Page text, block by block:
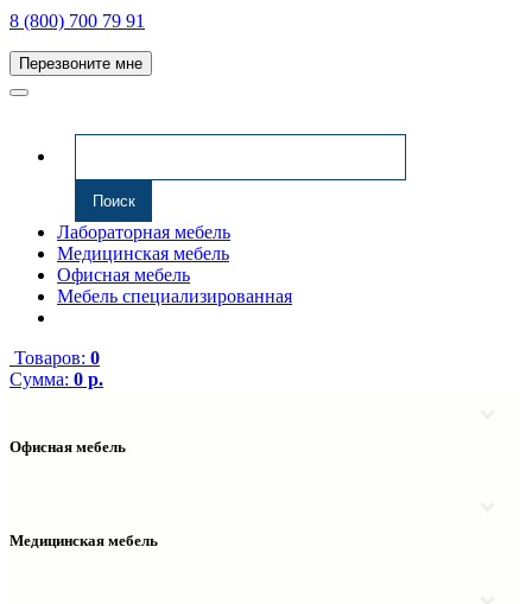
8 (800) 700 79 91
Перезвоните мне
Лабораторная мебель
Медицинская мебель
Офисная мебель
Мебель специализированная
Товаров: 0
Сумма: 0 р.
Офисная мебель
Надстройки
Медицинская мебель